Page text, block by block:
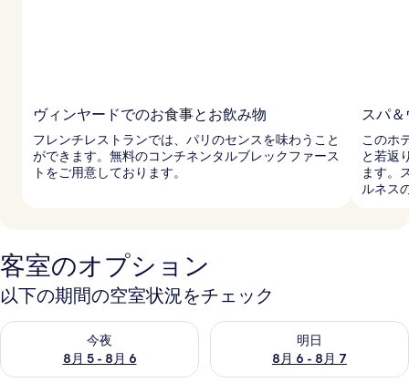
ヴィンヤードでのお食事とお飲み物
フレンチレストランでは、パリのセンスを味わうこと
ができます。無料のコンチネンタルブレックファース
トをご用意しております。
スパ
このホ
と若返
ます。
ルネス
客室のオプション
以下の期間の空室状況をチェック
今夜
8月 5 - 8月 6
今夜 8月 5 - 8月 6 の空室状況をチェック
明日
8月 6 - 8月 7
明日 8月 6 - 8月 7 の空室状況